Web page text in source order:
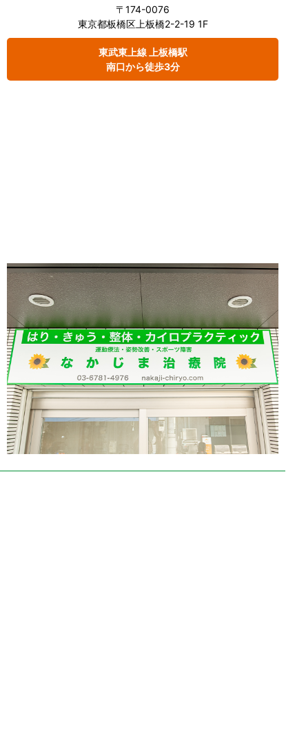
〒174-0076
東京都板橋区上板橋2-2-19 1F
東武東上線 上板橋駅
南口から徒歩3分